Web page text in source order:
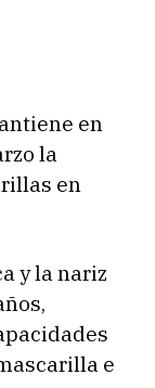
en
la
en
y la nariz
e